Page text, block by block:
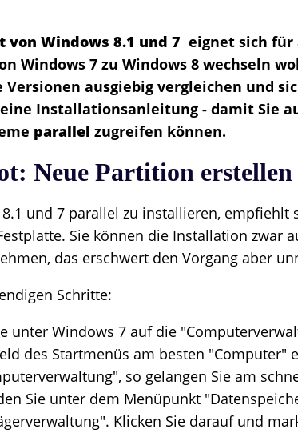
von Windows 8.1 und 7 eignet sich
Windows 7 zu Windows 8 wechseln
ausgiebig vergleichen und
Installationsanleitung - damit Sie
parallel zugreifen können.
Neue Partition erstellen
und 7 parallel zu installieren, empfiehlt
Sie können die Installation zwar
das erschwert den Vorgang aber
Schritte:
unter Windows 7 auf die
des Startmenüs am besten "Computer"
so gelangen Sie am
Sie unter dem Menüpunkt
Klicken Sie darauf und